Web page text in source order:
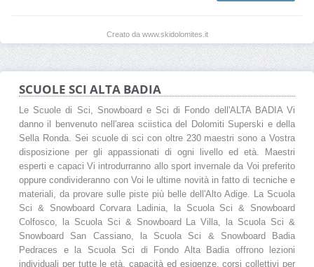
Creato da www.skidolomites.it
SCUOLE SCI ALTA BADIA
Le Scuole di Sci, Snowboard e Sci di Fondo dell'ALTA BADIA Vi
danno il benvenuto nell'area sciistica del Dolomiti Superski e della
Sella Ronda. Sei scuole di sci con oltre 230 maestri sono a Vostra
disposizione per gli appassionati di ogni livello ed età. Maestri
esperti e capaci Vi introdurranno allo sport invernale da Voi preferito
oppure condivideranno con Voi le ultime novità in fatto di tecniche e
materiali, da provare sulle piste più belle dell'Alto Adige. La Scuola
Sci & Snowboard Corvara Ladinia, la Scuola Sci & Snowboard
Colfosco, la Scuola Sci & Snowboard La Villa, la Scuola Sci &
Snowboard San Cassiano, la Scuola Sci & Snowboard Badia
Pedraces e la Scuola Sci di Fondo Alta Badia offrono lezioni
individuali per tutte le età, capacità ed esigenze, corsi collettivi per